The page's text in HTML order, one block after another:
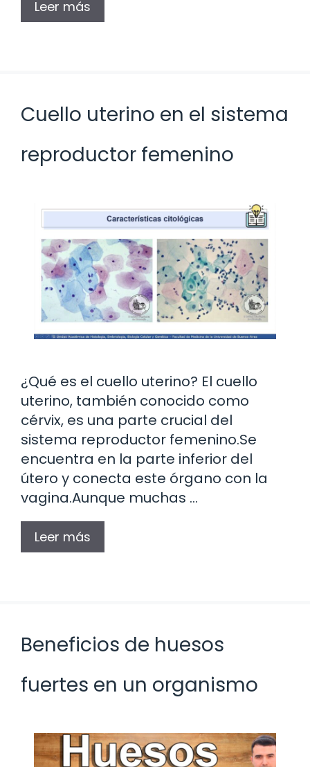
Leer más
Cuello uterino en el sistema
reproductor femenino
¿Qué es el cuello uterino? El cuello
uterino, también conocido como
cérvix, es una parte crucial del
sistema reproductor femenino.Se
encuentra en la parte inferior del
útero y conecta este órgano con la
vagina.Aunque muchas …
Leer más
Beneficios de huesos
fuertes en un organismo